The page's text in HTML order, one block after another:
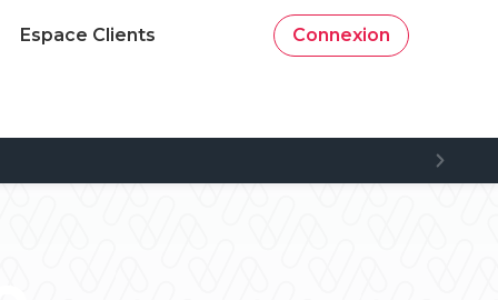
Espace Clients Connexion